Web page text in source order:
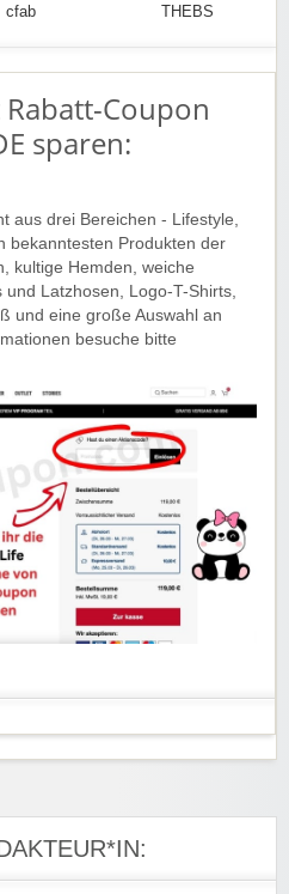
cfab THEBS
Coupon
sparen:
aus drei Bereichen - Lifestyle,
bekanntesten Produkten der
kultige Hemden, weiche
Latzhosen, Logo-T-Shirts,
und eine große Auswahl an
besuche bitte